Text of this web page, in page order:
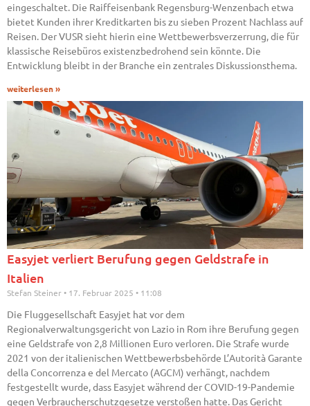
eingeschaltet. Die Raiffeisenbank Regensburg-Wenzenbach etwa
bietet Kunden ihrer Kreditkarten bis zu sieben Prozent Nachlass auf
Reisen. Der VUSR sieht hierin eine Wettbewerbsverzerrung, die für
klassische Reisebüros existenzbedrohend sein könnte. Die
Entwicklung bleibt in der Branche ein zentrales Diskussionsthema.
weiterlesen »
Easyjet verliert Berufung gegen Geldstrafe in
Italien
Stefan Steiner 17. Februar 2025 11:08
Die Fluggesellschaft Easyjet hat vor dem
Regionalverwaltungsgericht von Lazio in Rom ihre Berufung gegen
eine Geldstrafe von 2,8 Millionen Euro verloren. Die Strafe wurde
2021 von der italienischen Wettbewerbsbehörde L’Autorità Garante
della Concorrenza e del Mercato (AGCM) verhängt, nachdem
festgestellt wurde, dass Easyjet während der COVID-19-Pandemie
gegen Verbraucherschutzgesetze verstoßen hatte. Das Gericht